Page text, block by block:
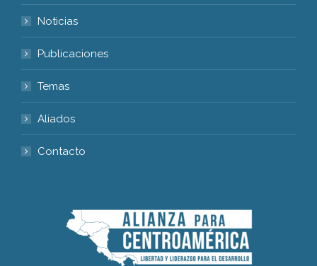
Noticias
Publicaciones
Temas
Aliados
Contacto